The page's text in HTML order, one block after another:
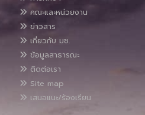
คณะและหน่วยงาน
ข่าวสาร
เกี่ยวกับ มช.
ข้อมูลสาธารณะ
ติดต่อเรา
Site map
เสนอแนะ/ร้องเรียน